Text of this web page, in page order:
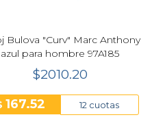
Bulova "Curv" Marc Anthony
azul para hombre 97A185
$2010.20
167.52 12 cuotas